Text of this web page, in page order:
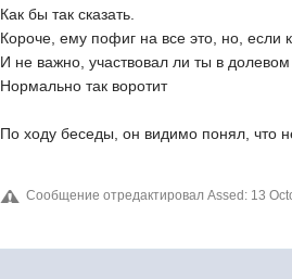
Как бы так сказать.
Короче, ему пофиг на все это, но, если
И не важно, участвовал ли ты в
Нормально так воротит
По ходу беседы, он видимо понял, что
Сообщение отредактировал Assed: 13